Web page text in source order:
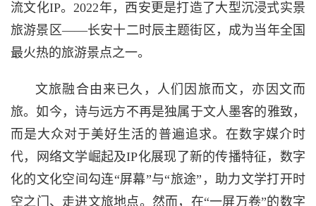
流文化IP。2022年，西安更是打造了大型沉浸式实景
旅游景区——长安十二时辰主题街区，成为当年全国
最火热的旅游景点之一。
文旅融合由来已久，人们因旅而文，亦因文而
旅。如今，诗与远方不再是独属于文人墨客的雅致，
而是大众对于美好生活的普遍追求。在数字媒介时
代，网络文学崛起及IP化展现了新的传播特征，数字
化的文化空间勾连“屏幕”与“旅途”，助力文学打开时
空之门、走进文旅地点。然而，在“一屏万卷”的数字